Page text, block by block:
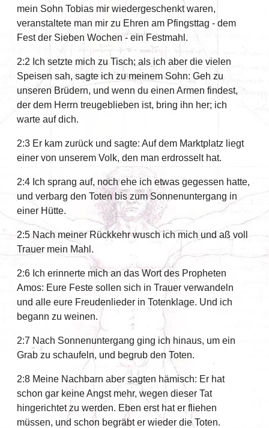
mein Sohn Tobias mir wiedergeschenkt waren,
veranstaltete man mir zu Ehren am Pfingsttag - dem
Fest der Sieben Wochen - ein Festmahl.
2:2 Ich setzte mich zu Tisch; als ich aber die vielen
Speisen sah, sagte ich zu meinem Sohn: Geh zu
unseren Brüdern, und wenn du einen Armen findest,
der dem Herrn treugeblieben ist, bring ihn her; ich
warte auf dich.
2:3 Er kam zurück und sagte: Auf dem Marktplatz liegt
einer von unserem Volk, den man erdrosselt hat.
2:4 Ich sprang auf, noch ehe ich etwas gegessen hatte,
und verbarg den Toten bis zum Sonnenuntergang in
einer Hütte.
2:5 Nach meiner Rückkehr wusch ich mich und aß voll
Trauer mein Mahl.
2:6 Ich erinnerte mich an das Wort des Propheten
Amos: Eure Feste sollen sich in Trauer verwandeln
und alle eure Freudenlieder in Totenklage. Und ich
begann zu weinen.
2:7 Nach Sonnenuntergang ging ich hinaus, um ein
Grab zu schaufeln, und begrub den Toten.
2:8 Meine Nachbarn aber sagten hämisch: Er hat
schon gar keine Angst mehr, wegen dieser Tat
hingerichtet zu werden. Eben erst hat er fliehen
müssen, und schon begräbt er wieder die Toten.